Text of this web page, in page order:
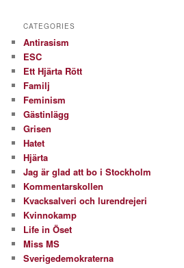
CATEGORIES
Antirasism
ESC
Ett Hjärta Rött
Familj
Feminism
Gästinlägg
Grisen
Hatet
Hjärta
Jag är glad att bo i Stockholm
Kommentarskollen
Kvacksalveri och lurendrejeri
Kvinnokamp
Life in Öset
Miss MS
Sverigedemokraterna